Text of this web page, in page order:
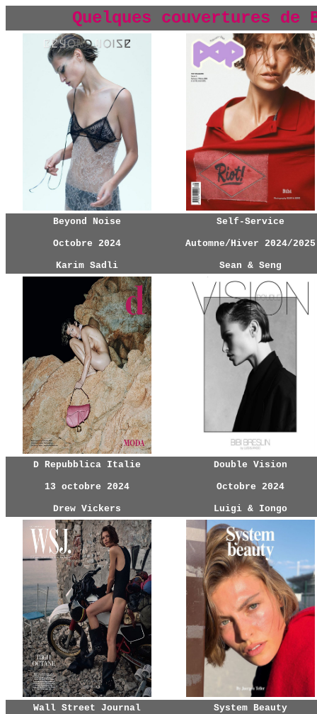
Quelques couvertures
Beyond Noise
Octobre 2024
Karim Sadli
Self-Service
Automne/Hiver 2024/2025
Sean & Seng
D Repubblica Italie
13 octobre 2024
Drew Vickers
Double Vision
Octobre 2024
Luigi & Iongo
Wall Street Journal System Beauty